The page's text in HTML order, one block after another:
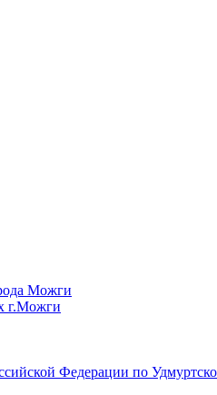
Можги
г.Можги
Федерации по